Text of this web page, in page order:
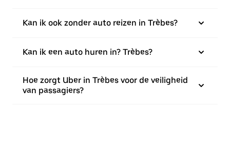
Kan ik ook zonder auto reizen in Trèbes?
Kan ik een auto huren in? Trèbes?
Hoe zorgt Uber in Trèbes voor de veiligheid
van passagiers?